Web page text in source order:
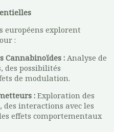
explorent
:
Cannabinoïdes : Analyse de
des possibilités
de modulation.
: Exploration des
des interactions avec les
effets comportementaux